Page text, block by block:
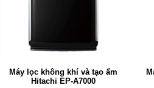
Máy lọc không khí và tạo ẩm
Hitachi EP-A7000